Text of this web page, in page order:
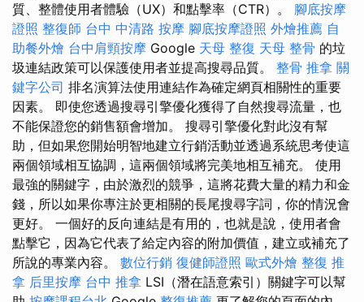
質、整體使用者體驗（UX）和點擊率（CTR）。 腳底按摩
證照 整復師 台中 中清路 按摩 腳底按摩證照 外燴推薦 自
助餐外燴 台中肩頸按摩 Google 天母 整復 天母 整骨 的垃
圾連結政策可以保護使用者並提高搜尋品質。 整骨 推拿 關
鍵字公司 排名演算法使用連結作為確定網頁相關性的重要
因素。 即使您透過搜尋引擎優化獲得了自然搜尋流量，也
不能保證您的銷售額會增加。 搜尋引擎優化對此沒有幫
助，但如果您開始明智地建立行銷活動並透過系統思考使這
兩個領域相互協調，這兩個領域將完美地相互補充。 使用
最強的關鍵字，由於激烈的競爭，這將花費大量的精力和金
錢，所以如果你專注於更相關的長尾搜尋字詞，你的情況會
更好。 一個好的反向連結是有用的，也就是說，使用者會
點擊它，因為它代表了給定內容的附加價值，建立或補充了
所說的專業內容。 數位行銷 復健師證照 歐式外燴 整復 推
拿 后里按摩 台中 推拿 LSI（潛在語意索引）關鍵字可以幫